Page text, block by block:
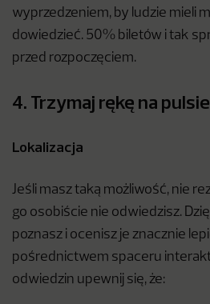
wyprzedzeniem, by ludzie mieli
dowiedzieć. 50% biletów i tak
przed rozpoczęciem.
4. Trzymaj rękę na pulsie
Lokalizacja
Jeśli masz taką możliwość, nie
go osobiście nie odwiedzisz.
poznasz i ocenisz je znacznie
pośrednictwem spaceru
odwiedzin upewnij się, że: